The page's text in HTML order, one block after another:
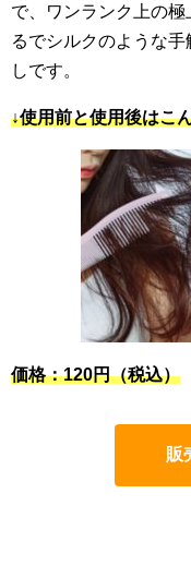
で、ワンランク上の
るでシルクのような
しです。
↓使用前と使用後はこ
価格：120円（税込）
販